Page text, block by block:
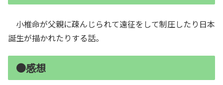
小椎命が父親に疎んじられて遠征をして制圧したり日本
誕生が描かれたりする話。
●感想